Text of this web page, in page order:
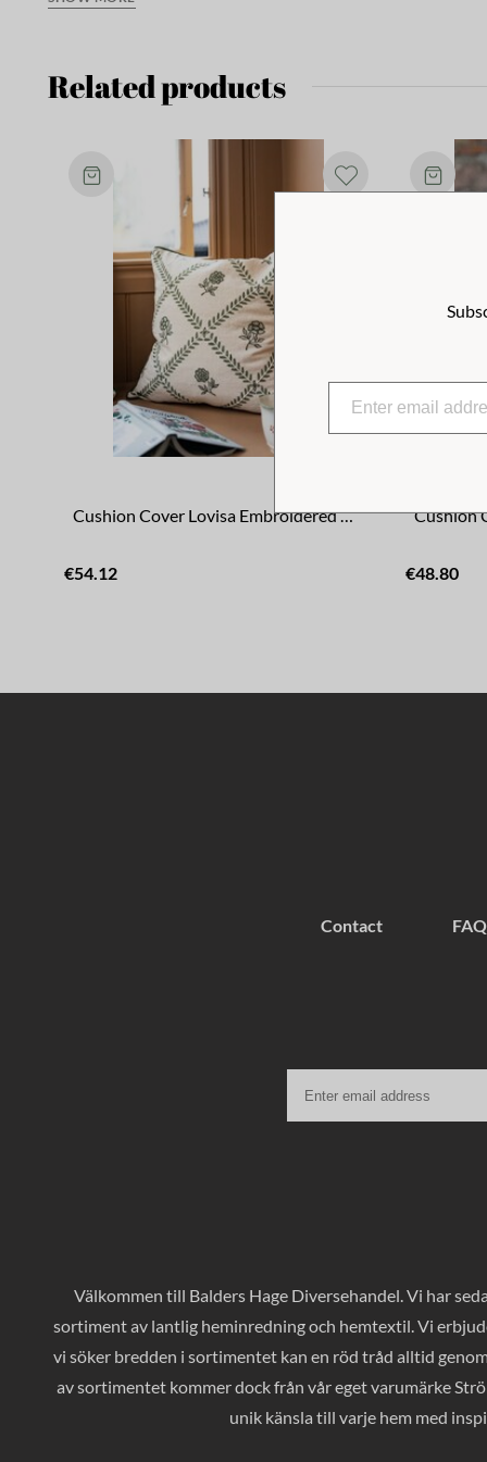
Zipper on the back. Inner cushion purchased separately.
Related products
Cushion Cover Lovisa Embroidered Green/White
€54.12
Cushion
€48.80
Contact FAQ
Välkommen till Balders Hage Diversehandel. Vi har
sortiment av lantlig heminredning och hemtextil. Vi
vi söker bredden i sortimentet kan en röd tråd alltid
av sortimentet kommer dock från vår eget varumärke
unik känsla till varje hem med